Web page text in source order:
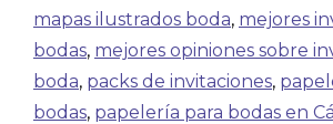
mapas ilustrados boda, mejores
bodas, mejores opiniones sobre
boda, packs de invitaciones,
bodas, papelería para bodas en